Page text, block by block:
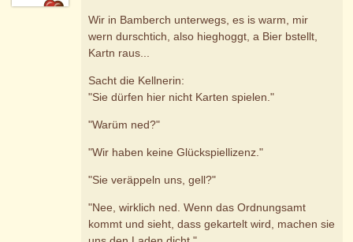
Wir in Bamberch unterwegs, es is warm, mir
wern durschtich, also hieghoggt, a Bier bstellt,
Kartn raus...
Sacht die Kellnerin:
"Sie dürfen hier nicht Karten spielen."
"Warüm ned?"
"Wir haben keine Glückspiellizenz."
"Sie veräppeln uns, gell?"
"Nee, wirklich ned. Wenn das Ordnungsamt
kommt und sieht, dass gekartelt wird, machen sie